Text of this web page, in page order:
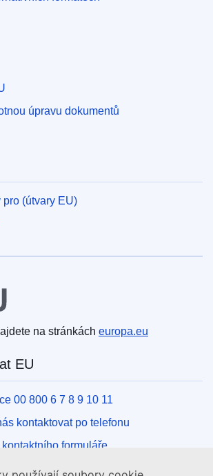
úpravu dokumentů
(útvary EU)
na stránkách europa.eu
EU
00 800 6 7 8 9 10 11
kontaktovat po telefonu
formuláře
místě EU